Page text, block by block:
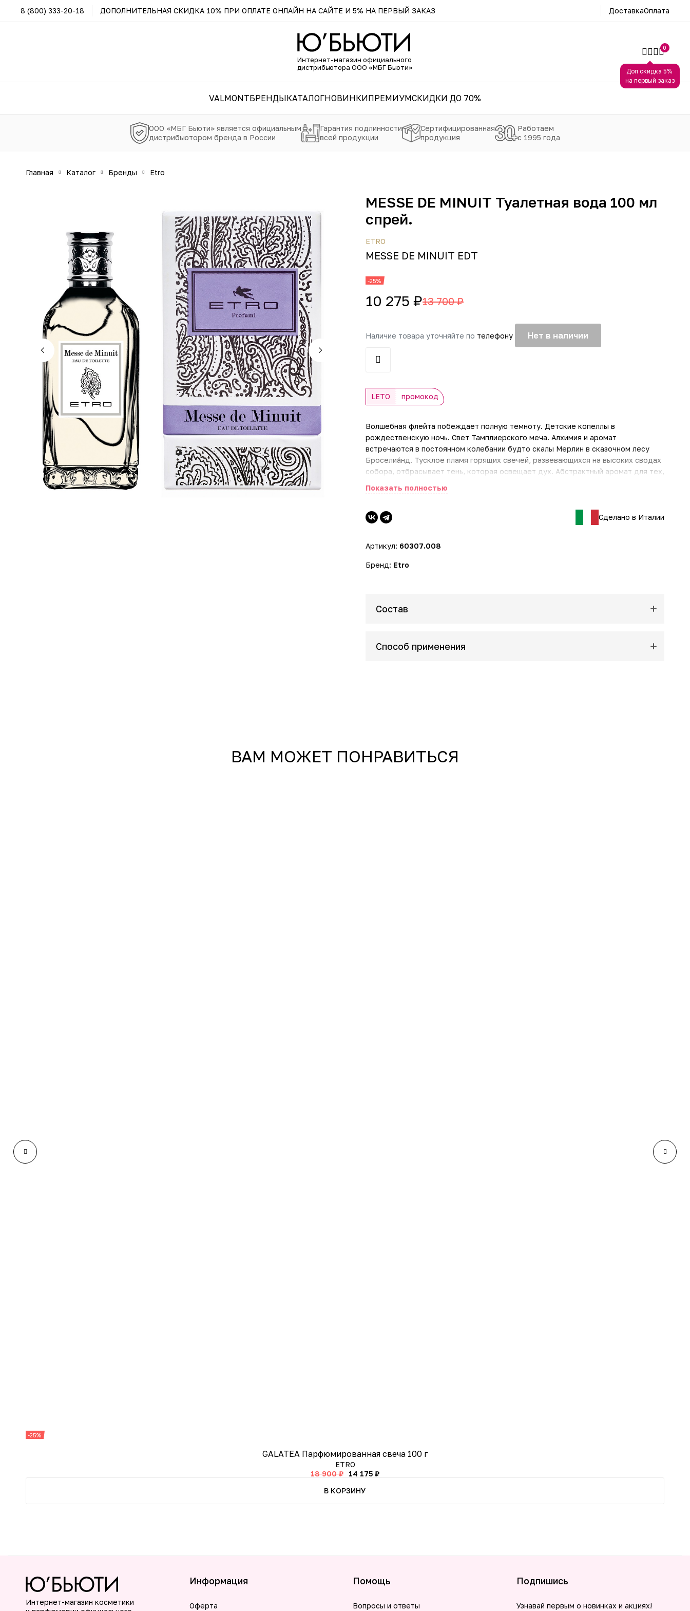
8 (800) 333-20-18 ДОПОЛНИТЕЛЬНАЯ СКИДКА 10% ПРИ ОПЛАТЕ ОНЛАЙН НА САЙТЕ И 5% НА ПЕРВЫЙ ЗАКАЗ ДоставкаОплата
Интернет-магазин официального
дистрибьютора ООО «МБГ Бьюти»
Доп скидка 5%
на первый заказ
0
VALMONTБРЕНДЫКАТАЛОГНОВИНКИПРЕМИУМСКИДКИ ДО 70%
ООО «МБГ Бьюти» является официальным
дистрибьютором бренда в России
Гарантия подлинности
всей продукции
Сертифицированная
продукция
Работаем
с 1995 года
главная каталог бренды etro
MESSE DE MINUIT Туалетная вода 100 мл
спрей.
ETRO
MESSE DE MINUIT EDT
-25%
10 275 ₽13 700 ₽
Наличие товара уточняйте по телефону Нет в наличии
LETO промокод
Волшебная флейта побеждает полную темноту. Детские копеллы в
рождественскую ночь. Свет Тамплиерского меча. Алхимия и аромат
встречаются в постоянном колебании будто скалы Мерлин в сказочном лесу
Броселиа́нд. Тусклое пламя горящих свечей, развевающихся на высоких сводах
собора, отбрасывает тень, которая освещает дух. Абстрактный аромат для тех,
Ноты сердца: Ладан, Цейлонская корица, Лимон, Петитгрейн, Пачули
Показать полностью
Сделано в Италии
Артикул: 60307.008
Бренд: Etro
Состав
Способ применения
ВАМ МОЖЕТ ПОНРАВИТЬСЯ
-25%
GALATEA Парфюмированная свеча 100 г
ETRO
18 900 ₽
14 175 ₽
В КОРЗИНУ
Интернет-магазин косметики
Информация
Оферта
Помощь
Вопросы и ответы
Подпишись
Узнавай первым о новинках и акциях!